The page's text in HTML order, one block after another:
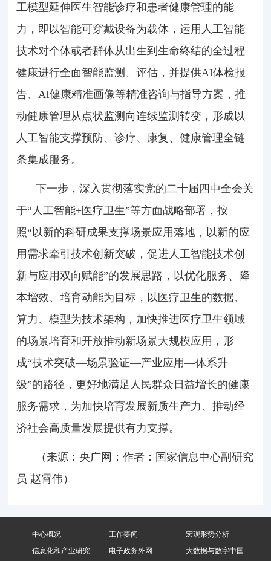
工模型延伸医生智能诊疗和患者健康管理的能
力，即以智能可穿戴设备为载体，运用人工智能
技术对个体或者群体从出生到生命终结的全过程
健康进行全面智能监测、评估，并提供AI体检报
告、AI健康精准画像等精准咨询与指导方案，推
动健康管理从点状监测向连续监测转变，形成以
人工智能支撑预防、诊疗、康复、健康管理全链
条集成服务。
下一步，深入贯彻落实党的二十届四中全会关
于“人工智能+医疗卫生”等方面战略部署，按
照“以新的科研成果支撑场景应用落地，以新的应
用需求牵引技术创新突破，促进人工智能技术创
新与应用双向赋能”的发展思路，以优化服务、降
本增效、培育动能为目标，以医疗卫生的数据、
算力、模型为技术架构，加快推进医疗卫生领域
的场景培育和开放推动新场景大规模应用，形
成“技术突破—场景验证—产业应用—体系升
级”的路径，更好地满足人民群众日益增长的健康
服务需求，为加快培育发展新质生产力、推动经
济社会高质量发展提供有力支撑。
（来源：央广网；作者：国家信息中心副研究
员 赵霄伟）
中心概况 工作要闻
宏观形势分析
信息化和产业研究
电子政务外网 大数据与数字中国